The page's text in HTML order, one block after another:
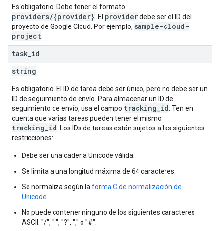
Es obligatorio. Debe tener el formato
providers/{provider} . El providerdebe ser el ID del
proyecto de Google Cloud. Por ejemplo, sample-cloud-
project
task id
string
Es obligatorio. El ID de tarea debe ser único, pero no debe ser un
ID de seguimiento de envío. Para almacenar un ID de
seguimiento de envío, usa el campo tracking_id . Ten en
cuenta que varias tareas pueden tener el mismo
tracking_id . Los IDs de tareas están sujetos a las siguientes
restricciones:
Debe ser una cadena Unicode válida.
Se limita a una longitud máxima de 64 caracteres.
Se normaliza según la forma C de normalización de
Unicode
No puede contener ninguno de los siguientes caracteres
ASCII: "/", ":", "?", "," o "#".